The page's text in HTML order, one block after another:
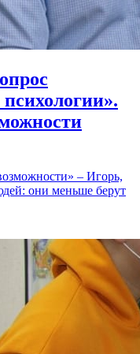
психологии».
– Игорь,
они меньше берут